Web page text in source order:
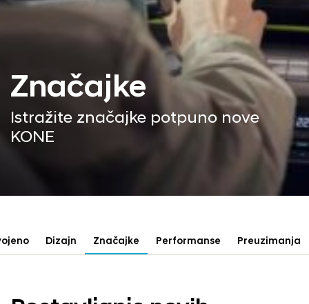
Značajke
Istražite značajke potpuno nove
KONE
Dizajn Značajke Performanse Preuzimanja